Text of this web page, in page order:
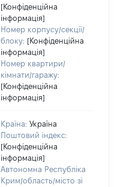
[Конфіденційна
інформація]
Номер корпусу/секції/
блоку: [Конфіденційна
інформація]
Номер квартири/
кімнати/гаражу:
[Конфіденційна
інформація]
Країна: Україна
Поштовий індекс:
[Конфіденційна
інформація]
Автономна Республіка
Крим/область/місто зі